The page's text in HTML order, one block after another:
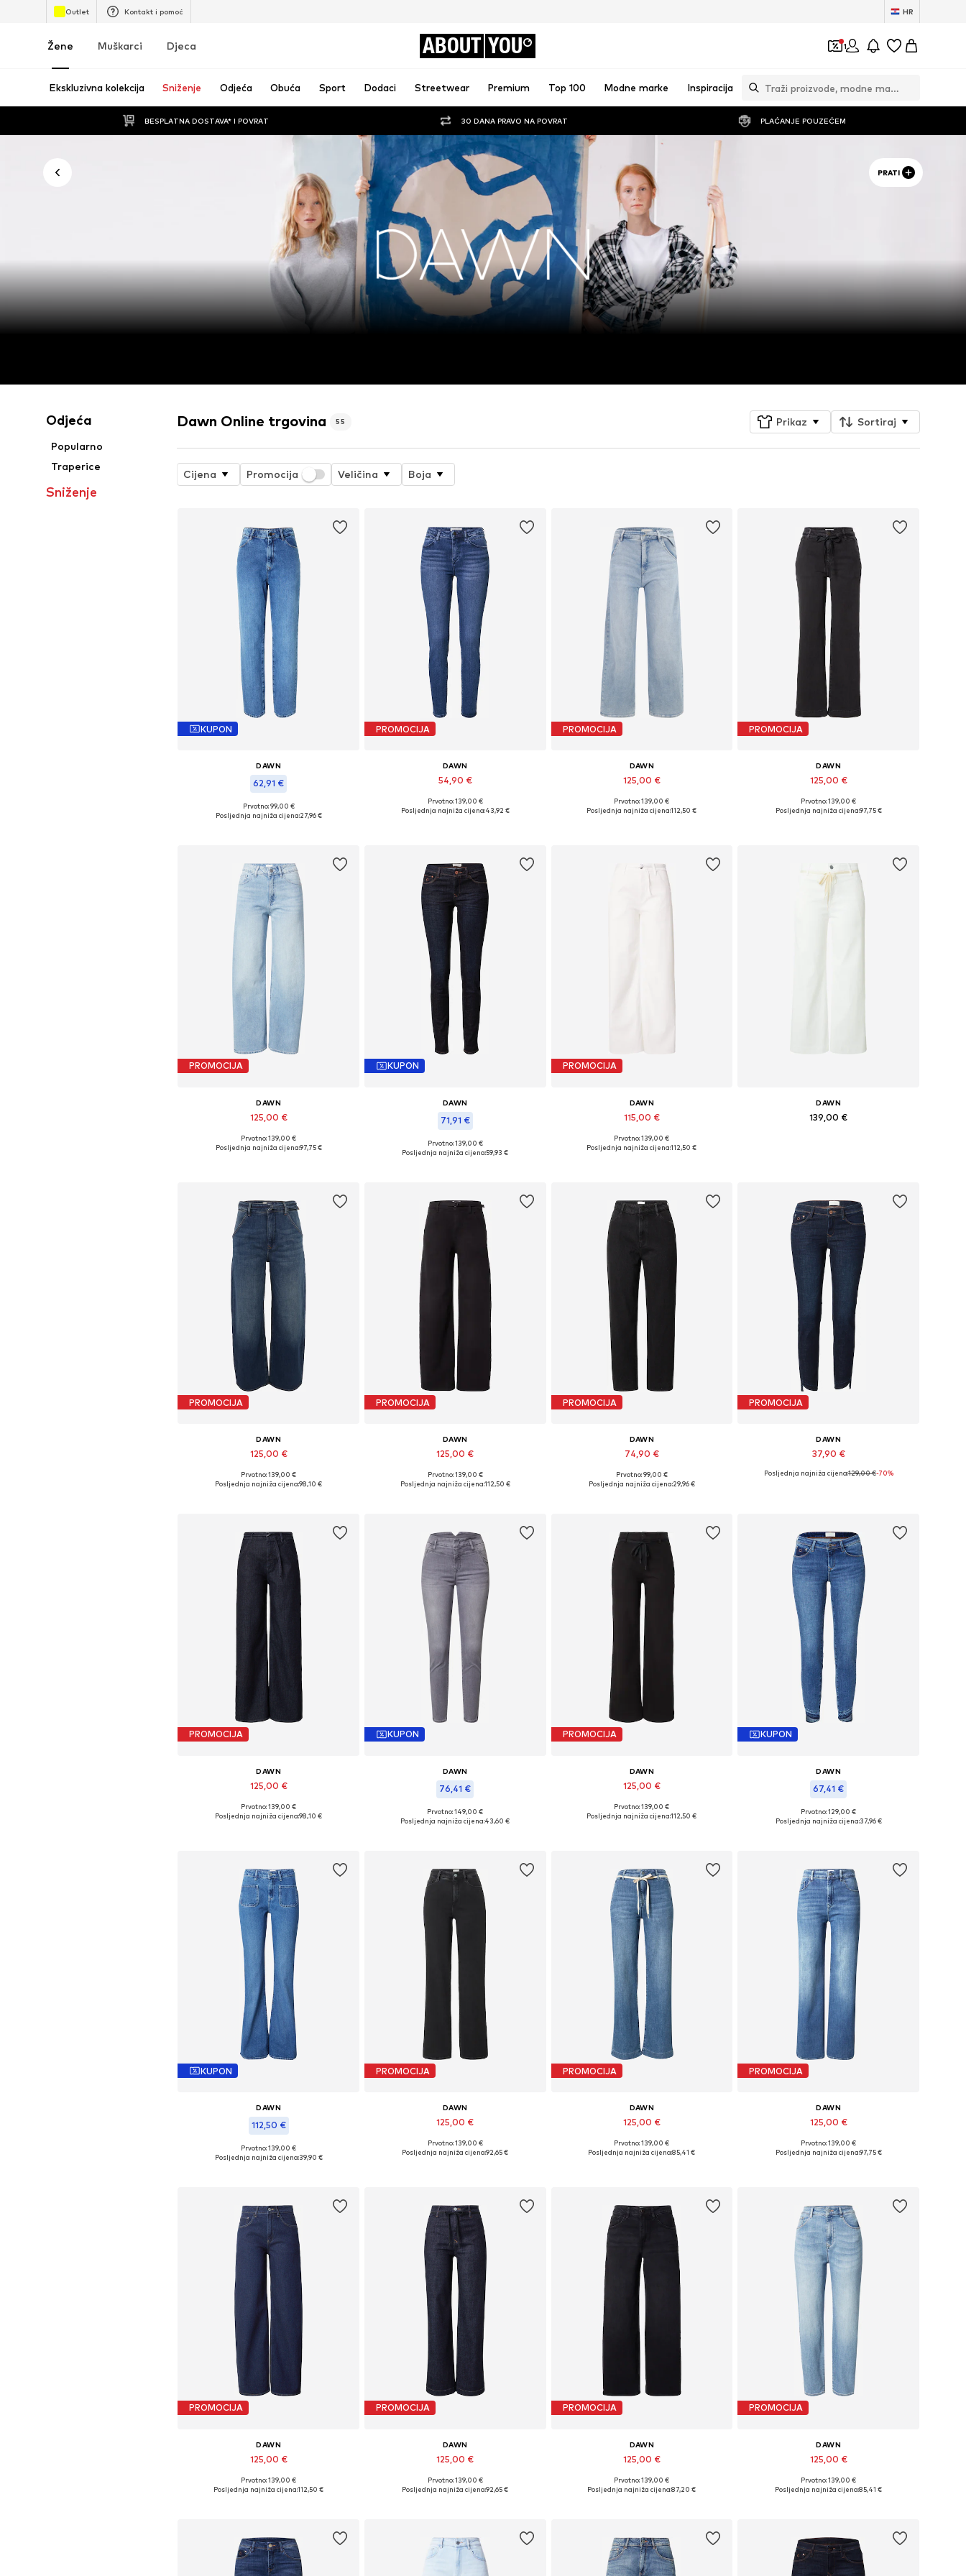
Outlet Kontakt i pomoć HR
Žene Muškarci Djeca ABOUT YOU 1
Ekskluzivna kolekcija Sniženje Odjeća Obuća Sport Dodaci Streetwear Premium Top 100 Modne marke Inspiracija
BESPLATNA DOSTAVA* I POVRAT 30 DANA PRAVO NA POVRAT PLAĆANJE POUZEĆEM
PRATI
Odjeća
Popularno
Traperice
Sniženje
Dawn Online trgovina 55 Prikaz Sortiraj
Cijena Promocija Veličina Boja
KUPON
DAWN
62,91 €
Dostupno u više veličina
Prvotno: 99,00 €
Posljednja najniža cijena:27,96 €
PROMOCIJA
DAWN
54,90 €
Dostupno u više veličina
Prvotno: 139,00 €
Posljednja najniža cijena:43,92 €
PROMOCIJA
DAWN
125,00 €
Dostupno u više veličina
Prvotno: 139,00 €
Posljednja najniža cijena:112,50 €
PROMOCIJA
DAWN
125,00 €
Dostupno u više veličina
Prvotno: 139,00 €
Posljednja najniža cijena:97,75 €
PROMOCIJA
DAWN
125,00 €
Dostupno u više veličina
Prvotno: 139,00 €
Posljednja najniža cijena:97,75 €
KUPON
DAWN
71,91 €
Prvotno: 139,00 €
Posljednja najniža cijena:59,93 €
PROMOCIJA
DAWN
115,00 €
Dostupno u više veličina
Prvotno: 139,00 €
Posljednja najniža cijena:112,50 €
DAWN
139,00 €
PROMOCIJA
DAWN
125,00 €
Dostupno u više veličina
Prvotno: 139,00 €
Posljednja najniža cijena:98,10 €
PROMOCIJA
DAWN
125,00 €
Dostupno u više veličina
Prvotno: 139,00 €
Posljednja najniža cijena:112,50 €
PROMOCIJA
DAWN
74,90 €
Dostupno u više veličina
Prvotno: 99,00 €
Posljednja najniža cijena:29,96 €
PROMOCIJA
DAWN
37,90 €
Dostupne veličine: 27 x 28
Posljednja najniža cijena:129,00 €-70%
PROMOCIJA
DAWN
125,00 €
Dostupno u više veličina
Prvotno: 139,00 €
Posljednja najniža cijena:98,10 €
KUPON
DAWN
76,41 €
Dostupne veličine: 27, 30, 32
Prvotno: 149,00 €
Posljednja najniža cijena:43,60 €
PROMOCIJA
DAWN
125,00 €
Dostupno u više veličina
Prvotno: 139,00 €
Posljednja najniža cijena:112,50 €
KUPON
DAWN
67,41 €
Prvotno: 129,00 €
Posljednja najniža cijena:37,96 €
KUPON
DAWN
112,50 €
Dostupne veličine: 25 x 34, 30 x 34
Prvotno: 139,00 €
Posljednja najniža cijena:39,90 €
PROMOCIJA
DAWN
125,00 €
Dostupno u više veličina
Prvotno: 139,00 €
Posljednja najniža cijena:92,65 €
PROMOCIJA
DAWN
125,00 €
Dostupno u više veličina
Prvotno: 139,00 €
Posljednja najniža cijena:85,41 €
PROMOCIJA
DAWN
125,00 €
Dostupno u više veličina
Prvotno: 139,00 €
Posljednja najniža cijena:97,75 €
PROMOCIJA
DAWN
125,00 €
Dostupno u više veličina
Prvotno: 139,00 €
Posljednja najniža cijena:112,50 €
PROMOCIJA
DAWN
125,00 €
Prvotno: 139,00 €
Posljednja najniža cijena:92,65 €
PROMOCIJA
DAWN
125,00 €
Dostupno u više veličina
Prvotno: 139,00 €
Posljednja najniža cijena:87,20 €
PROMOCIJA
DAWN
125,00 €
Dostupno u više veličina
Prvotno: 139,00 €
Posljednja najniža cijena:85,41 €